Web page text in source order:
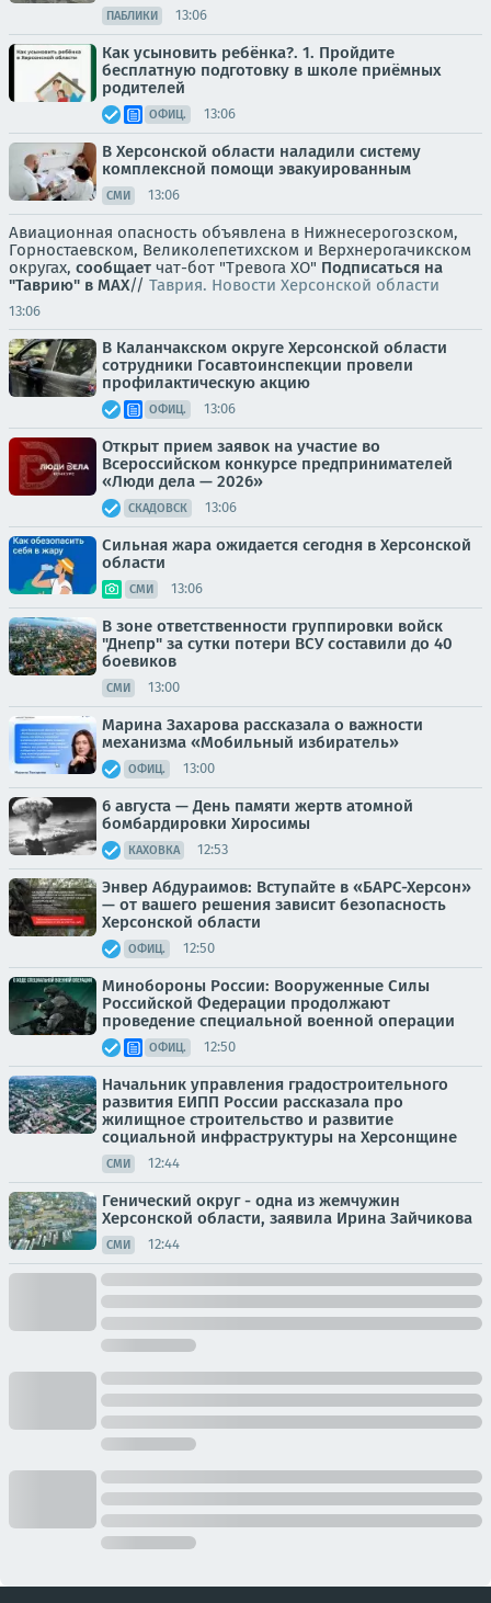
ПАБЛИКИ 13:06
Как усыновить ребёнка?. 1. Пройдите
бесплатную подготовку в школе приёмных
родителей
ОФИЦ. 13:06
В Херсонской области наладили систему
комплексной помощи эвакуированным
СМИ 13:06
Авиационная опасность объявлена в Нижнесерогозском,
Горностаевском, Великолепетихском и Верхнерогачикском
округах, сообщает чат-бот "Тревога ХО" Подписаться на
"Таврию" в MAX// Таврия. Новости Херсонской области
13:06
В Каланчакском округе Херсонской области
сотрудники Госавтоинспекции провели
профилактическую акцию
ОФИЦ. 13:06
Открыт прием заявок на участие во
Всероссийском конкурсе предпринимателей
«Люди дела — 2026»
СКАДОВСК 13:06
Сильная жара ожидается сегодня в Херсонской
области
СМИ 13:06
В зоне ответственности группировки войск
"Днепр" за сутки потери ВСУ составили до 40
боевиков
СМИ 13:00
Марина Захарова рассказала о важности
механизма «Мобильный избиратель»
ОФИЦ. 13:00
6 августа — День памяти жертв атомной
бомбардировки Хиросимы
КАХОВКА 12:53
Энвер Абдураимов: Вступайте в «БАРС-Херсон»
— от вашего решения зависит безопасность
Херсонской области
ОФИЦ. 12:50
Минобороны России: Вооруженные Силы
Российской Федерации продолжают
проведение специальной военной операции
ОФИЦ. 12:50
Начальник управления градостроительного
развития ЕИПП России рассказала про
жилищное строительство и развитие
социальной инфраструктуры на Херсонщине
СМИ 12:44
Генический округ - одна из жемчужин
Херсонской области, заявила Ирина Зайчикова
СМИ 12:44